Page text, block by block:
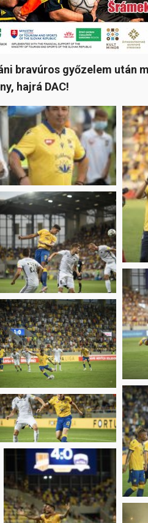
bravúros győzelem
hajrá DAC!